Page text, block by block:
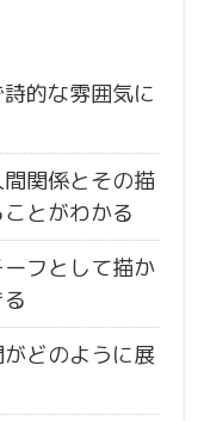
的な雰囲気に
関係とその描
とがわかる
フとして描か
どのように展